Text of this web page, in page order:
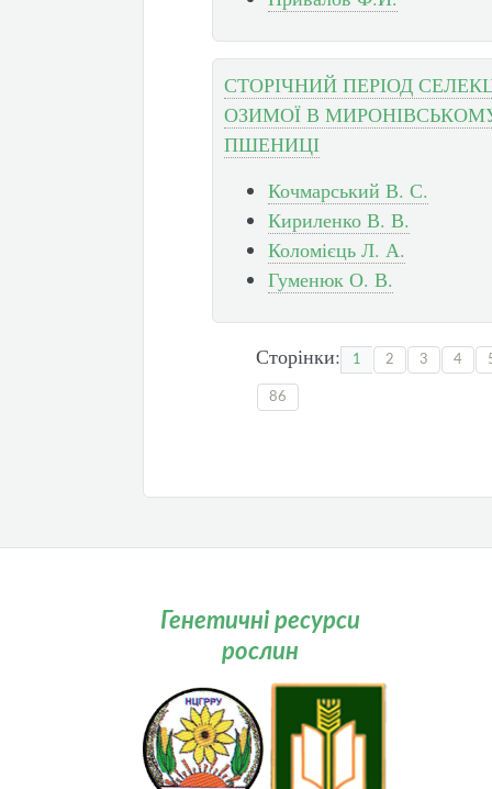
СТОРІЧНИЙ ПЕРІОД
ОЗИМОЇ В
ПШЕНИЦІ
Кочмарський В. С.
Кириленко В. В.
Коломієць Л. А.
Гуменюк О. В.
Сторінки: 1 2 3 4
86
Генетичні ресурси
рослин